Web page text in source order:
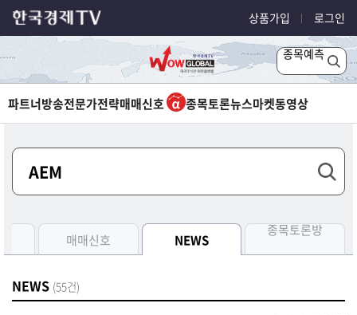
상품가입 로그인
종목예측
파트너방송전문가전략매매신호 종목토론뉴스마켓동영상
매매신호 NEWS
종목토론방
NEWS (55건)